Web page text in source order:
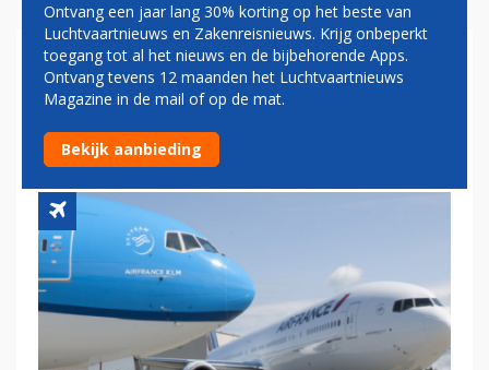
AANDELEN AIR FRANCE-KLM
AAN VLIEGERS KLM
TOEGEWEZEN
Ontvang een jaar lang 30% korting op het beste van
Luchtvaartnieuws en Zakenreisnieuws. Krijg onbeperkt
toegang tot al het nieuws en de bijbehorende Apps.
Ontvang tevens 12 maanden het Luchtvaartnieuws
Magazine in de mail of op de mat.
Bekijk aanbieding